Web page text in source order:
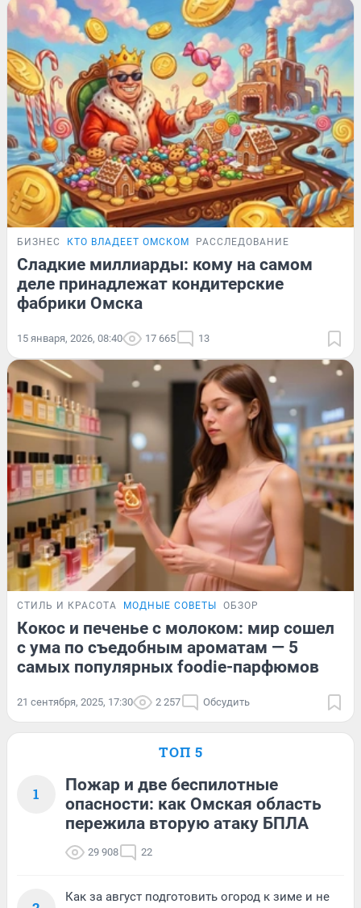
БИЗНЕС КТО ВЛАДЕЕТ ОМСКОМ РАССЛЕДОВАНИЕ
Сладкие миллиарды: кому на самом
деле принадлежат кондитерские
фабрики Омска
15 января, 2026, 08:40 17 665 13
СТИЛЬ И КРАСОТА МОДНЫЕ СОВЕТЫ ОБЗОР
Кокос и печенье с молоком: мир сошел
с ума по съедобным ароматам — 5
самых популярных foodie-парфюмов
21 сентября, 2025, 17:30 2 257 Обсудить
ТОП 5
1
Пожар и две беспилотные
опасности: как Омская область
пережила вторую атаку БПЛА
29 908 22
Как за август подготовить огород к зиме и не